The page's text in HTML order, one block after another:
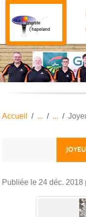
Accueil
Publiée le 24 déc. 2018
Panneau de gestion des